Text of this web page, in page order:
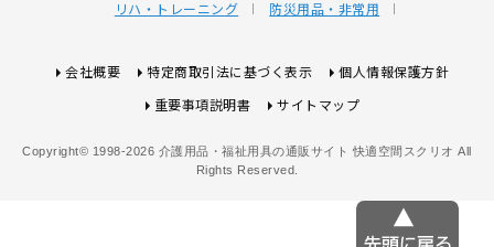
リハ・トレーニング
防災用品・非常用
会社概要 特定商取引法に基づく表示
個人情報保護方針
重要事項説明書
サイトマップ
Copyright© 1998-2026 介護用品・福祉用具の通販サイト 快適空間スクリオ All
Rights Reserved.